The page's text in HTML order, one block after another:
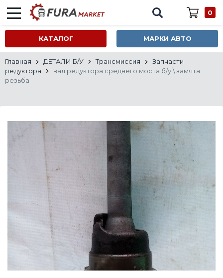
0
КАТАЛОГ МАРКИ АВТО
Все марки
Главная ДЕТАЛИ Б/У Трансмиссия
Запчасти
редуктора
вал редуктора среднего моста б/у \ замята
резьба